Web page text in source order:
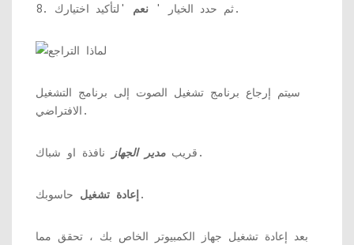
8. ثم حدد الخيار ' نعم 'لتأكيد اختيارك.
سيتم إرجاع برنامج تشغيل الصوت إلى برنامج التشغيل
الافتراضي.
قريبمدير الجهاز نافذة او شباك.
إعادة تشغيل حاسوبك.
بعد إعادة تشغيل جهاز الكمبيوتر الخاص بك ، تحقق مما